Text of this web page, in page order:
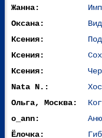
Жанна:
Оксана:
Ксения:
Ксения:
Ксения:
Nata N.:
Ольга, Москва:
o_ann:
Ёлочка: